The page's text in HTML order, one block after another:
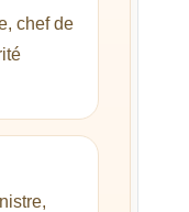
chef de